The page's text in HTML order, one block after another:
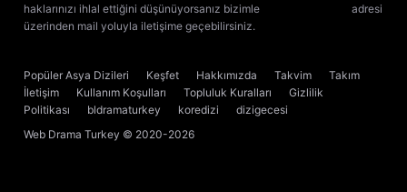
haklarınızı ihlal ettiğini düşünüyorsanız bizimle
adresi
üzerinden mail yoluyla iletişime geçebilirsiniz.
Popüler Asya Dizileri Keşfet Hakkımızda Takvim
Takım
İletişim
Kullanım Koşulları Topluluk Kuralları
Gizlilik
Politikası
bldramaturkey koredizi
dizigecesi
Web Drama Turkey © 2020-2026